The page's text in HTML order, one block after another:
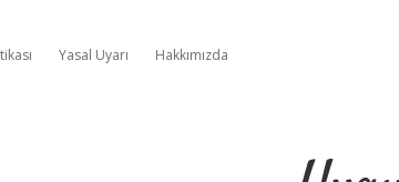
Yasal Uyarı Hakkımızda